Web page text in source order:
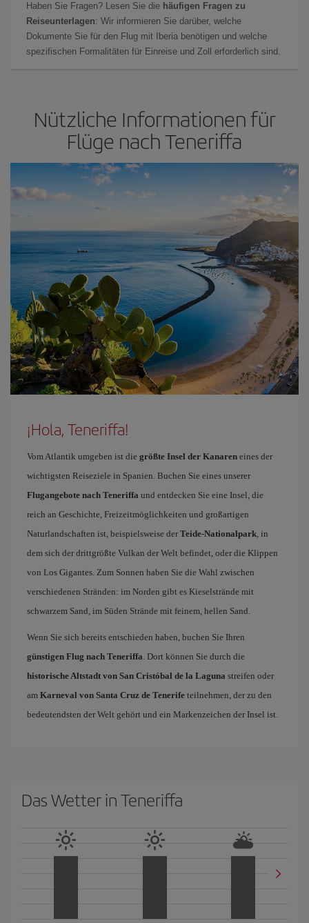
Haben Sie Fragen? Lesen Sie die häufigen Fragen zu
Reiseunterlagen: Wir informieren Sie darüber, welche
Dokumente Sie für den Flug mit Iberia benötigen und welche
spezifischen Formalitäten für Einreise und Zoll erforderlich sind.
Nützliche Informationen für
Flüge nach Teneriffa
¡Hola, Teneriffa!
Vom Atlantik umgeben ist die größte Insel der Kanaren eines der
wichtigsten Reiseziele in Spanien. Buchen Sie eines unserer
Flugangebote nach Teneriffa und entdecken Sie eine Insel, die
reich an Geschichte, Freizeitmöglichkeiten und großartigen
Naturlandschaften ist, beispielsweise der Teide-Nationalpark, in
dem sich der drittgrößte Vulkan der Welt befindet, oder die Klippen
von Los Gigantes. Zum Sonnen haben Sie die Wahl zwischen
verschiedenen Stränden: im Norden gibt es Kieselstrände mit
schwarzem Sand, im Süden Strände mit feinem, hellen Sand.
Wenn Sie sich bereits entschieden haben, buchen Sie Ihren
günstigen Flug nach Teneriffa. Dort können Sie durch die
historische Altstadt von San Cristóbal de la Laguna streifen oder
am Karneval von Santa Cruz de Tenerife teilnehmen, der zu den
bedeutendsten der Welt gehört und ein Markenzeichen der Insel ist.
Das Wetter in Teneriffa